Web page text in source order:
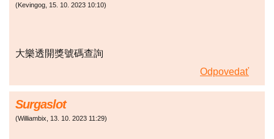
(Kevingog 15. 10. 2023 10:10)
大樂透開獎號碼查詢
Odpovedať
Surgaslot
(Williambix 13. 10. 2023 11:29)